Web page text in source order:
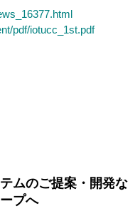
pdf/iotucc_1st.pdf
ムのご提案・開発な
プへ